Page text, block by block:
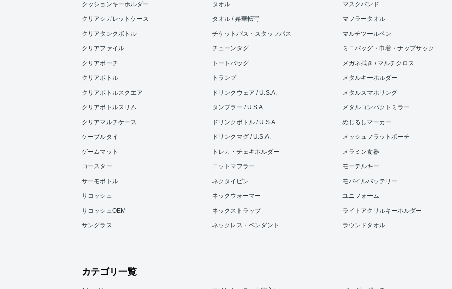
クッションキーホルダー
クリアシガレットケース
クリアタンクボトル
クリアファイル
クリアポーチ
クリアボトル
クリアボトルスクエア
クリアボトルスリム
クリアマルチケース
ケーブルタイ
ゲームマット
コースター
サーモボトル
サコッシュ
サコッシュOEM
サングラス
タオル
タオル / 昇華転写
チケットパス・スタッフパス
チューンタグ
トートバッグ
トランプ
ドリンクウェア / U.S.A.
タンブラー / U.S.A.
ドリンクボトル / U.S.A.
ドリンクマグ / U.S.A.
トレカ・チェキホルダー
ニットマフラー
ネクタイピン
ネックウォーマー
ネックストラップ
ネックレス・ペンダント
マスクバンド
マフラータオル
マルチツールペン
ミニバッグ・巾着・ナップサック
メガネ拭き / マルチクロス
メタルキーホルダー
メタルスマホリング
メタルコンパクトミラー
めじるしマーカー
メッシュフラットポーチ
メラミン食器
モーテルキー
モバイルバッテリー
ユニフォーム
ライトアクリルキーホルダー
ラウンドタオル
カテゴリ一覧